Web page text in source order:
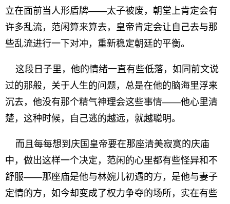
立在面前当人形盾牌——太子被废，朝堂上肯定会有
许多乱流，范闲算来算去，皇帝肯定会让自己去与那
些乱流进行一下对冲，重新稳定朝廷的平衡。
这段日子里，他的情绪一直有些低落，如同前文说
过的那般，关于人生的问题，总是在他的脑海里浮来
沉去，他没有那个精气神理会这些事情——他心里清
楚，这种时候，自己逃的越远，就越聪明。
而且每每想到庆国皇帝要在那座清美寂寞的庆庙
中，做出这样一个决定，范闲的心里都有些怪异和不
舒服——那座庙是他与林婉儿初遇的方，是他与妻子
定情的方，如今却变成了权力争夺的场所，实在有些